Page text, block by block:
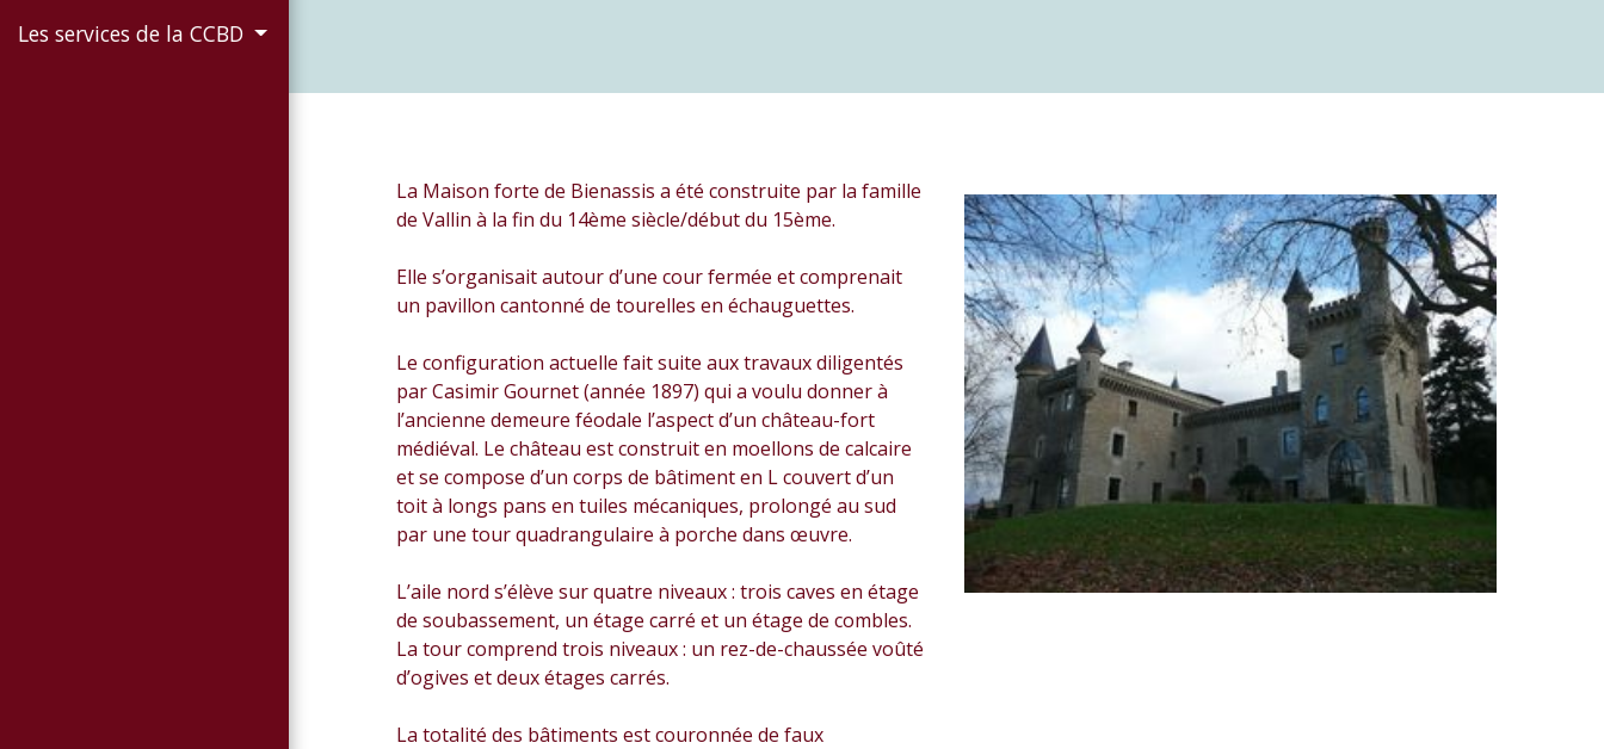
Les services de la CCBD
La Maison forte de Bienassis a été construite par la famille
de Vallin à la fin du 14ème siècle/début du 15ème.
Elle s’organisait autour d’une cour fermée et comprenait
un pavillon cantonné de tourelles en échauguettes.
Le configuration actuelle fait suite aux travaux diligentés
par Casimir Gournet (année 1897) qui a voulu donner à
l’ancienne demeure féodale l’aspect d’un château-fort
médiéval. Le château est construit en moellons de calcaire
et se compose d’un corps de bâtiment en L couvert d’un
toit à longs pans en tuiles mécaniques, prolongé au sud
par une tour quadrangulaire à porche dans œuvre.
L’aile nord s’élève sur quatre niveaux : trois caves en étage
de soubassement, un étage carré et un étage de combles.
La tour comprend trois niveaux : un rez-de-chaussée voûté
d’ogives et deux étages carrés.
La totalité des bâtiments est couronnée de faux